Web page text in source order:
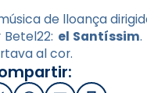
de lloança
el Santíssim.
al cor.